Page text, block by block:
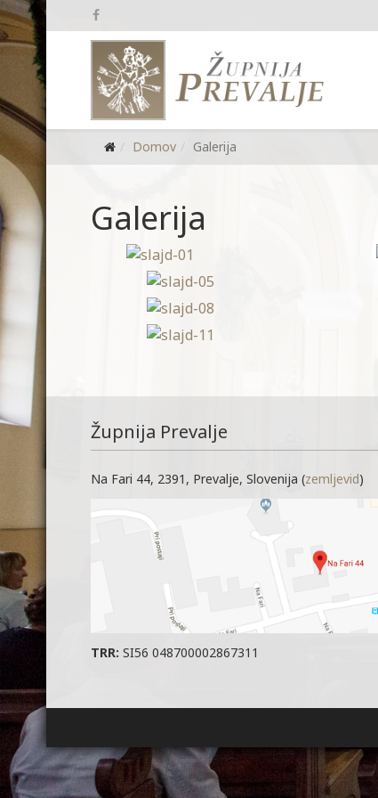
Domov Galerija
Galerija
Župnija Prevalje
Na Fari 44, 2391, Prevalje, Slovenija (zemljevid)
TRR: SI56 048700002867311